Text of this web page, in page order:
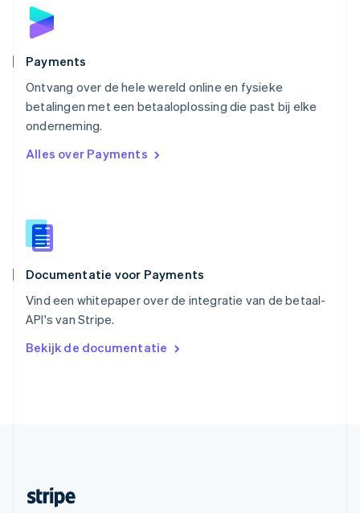
Payments
Ontvang over de hele wereld online en fysieke
betalingen met een betaaloplossing die past bij elke
onderneming.
Alles over Payments
Documentatie voor Payments
Vind een whitepaper over de integratie van de betaal-
API's van Stripe.
Bekijk de documentatie
Polen
English
Português
English
Singapore
English简体中文
EnglishItaliano
Español
Thailand
Tsjechië
Vasteland van China
简体中文English
English